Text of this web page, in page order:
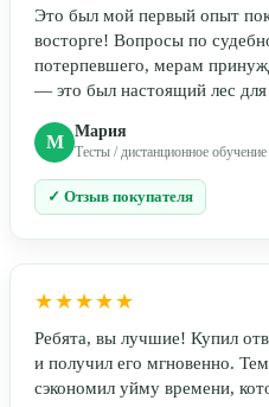
Это был мой первый опыт
восторге! Вопросы по
потерпевшего, мерам
— это был настоящий лес
М Мария
Тесты / дистанционное обучение
✓ Отзыв покупателя
★★★★★
Ребята, вы лучшие! Купил
и получил его мгновенно.
сэкономил уйму времени,